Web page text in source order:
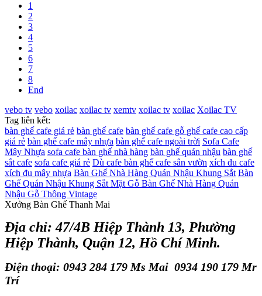
1
2
3
4
5
6
7
8
End
vebo tv vebo xoilac xoilac tv xemtv xoilac tv xoilac Xoilac TV
Tag liên kết:
bàn ghế cafe giá rẻ bàn ghế cafe bàn ghế cafe gỗ ghế cafe cao cấp
giá rẻ bàn ghế cafe mây nhựa bàn ghế cafe ngoài trời Sofa Cafe
Mây Nhựa sofa cafe bàn ghế nhà hàng bàn ghế quán nhậu bàn ghế
sắt cafe sofa cafe giá rẻ Dù cafe bàn ghế cafe sân vườn xích đu cafe
xích đu mây nhựa Bàn Ghế Nhà Hàng Quán Nhậu Khung Sắt Bàn
Ghế Quán Nhậu Khung Sắt Mặt Gỗ Bàn Ghế Nhà Hàng Quán
Nhậu Gỗ Thông Vintage
Xưởng Bàn Ghế Thanh Mai
Địa chỉ: 47/4B Hiệp Thành 13, Phường
Hiệp Thành, Quận 12, Hồ Chí Minh.
Điện thoại: 0943 284 179 Ms Mai 0934 190 179 Mr
Trí